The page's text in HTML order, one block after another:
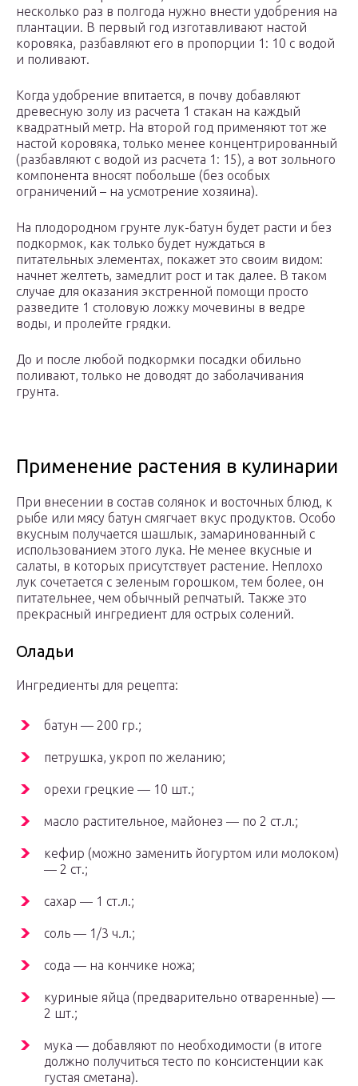
несколько раз в полгода нужно внести удобрения на
плантации. В первый год изготавливают настой
коровяка, разбавляют его в пропорции 1: 10 с водой
и поливают.
Когда удобрение впитается, в почву добавляют
древесную золу из расчета 1 стакан на каждый
квадратный метр. На второй год применяют тот же
настой коровяка, только менее концентрированный
(разбавляют с водой из расчета 1: 15), а вот зольного
компонента вносят побольше (без особых
ограничений – на усмотрение хозяина).
На плодородном грунте лук-батун будет расти и без
подкормок, как только будет нуждаться в
питательных элементах, покажет это своим видом:
начнет желтеть, замедлит рост и так далее. В таком
случае для оказания экстренной помощи просто
разведите 1 столовую ложку мочевины в ведре
воды, и пролейте грядки.
До и после любой подкормки посадки обильно
поливают, только не доводят до заболачивания
грунта.
Применение растения в кулинарии
При внесении в состав солянок и восточных блюд, к
рыбе или мясу батун смягчает вкус продуктов. Особо
вкусным получается шашлык, замаринованный с
использованием этого лука. Не менее вкусные и
салаты, в которых присутствует растение. Неплохо
лук сочетается с зеленым горошком, тем более, он
питательнее, чем обычный репчатый. Также это
прекрасный ингредиент для острых солений.
Оладьи
Ингредиенты для рецепта:
батун — 200 гр.;
петрушка, укроп по желанию;
орехи грецкие — 10 шт.;
масло растительное, майонез — по 2 ст.л.;
кефир (можно заменить йогуртом или молоком)
— 2 ст.;
сахар — 1 ст.л.;
соль — 1/3 ч.л.;
сода — на кончике ножа;
куриные яйца (предварительно отваренные) —
2 шт.;
мука — добавляют по необходимости (в итоге
должно получиться тесто по консистенции как
густая сметана).